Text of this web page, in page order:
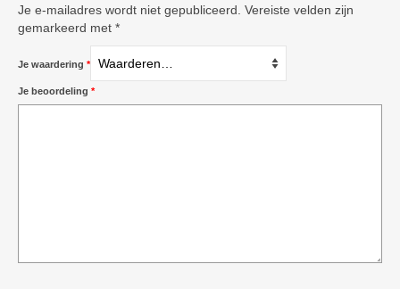
Je e-mailadres wordt niet gepubliceerd. Vereiste velden zijn
gemarkeerd met *
Je waardering *
Je beoordeling *